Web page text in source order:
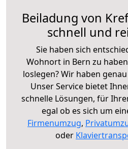
Beiladung von
schnell und
Sie haben sich
Wohnort in Bern zu
loslegen? Wir haben
Unser Service bietet
schnelle Lösungen, für
egal ob es sich um
Firmenumzug,
oder